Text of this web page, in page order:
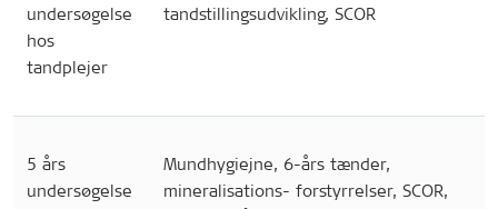
undersøgelse
hos
tandplejer
tandstillingsudvikling, SCOR
5 års
undersøgelse
Mundhygiejne, 6-års tænder,
mineralisations- forstyrrelser, SCOR,